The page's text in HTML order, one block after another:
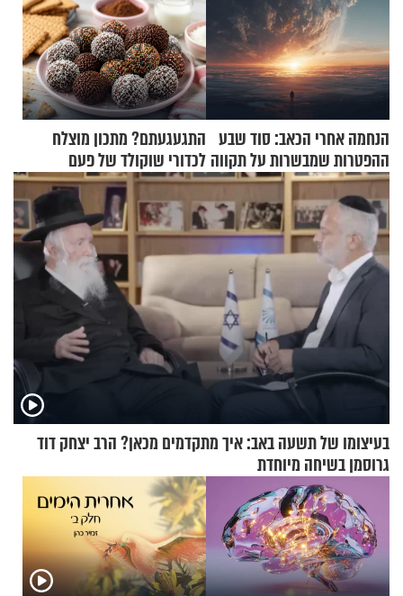
הנחמה אחרי הכאב: סוד שבע
ההפטרות שמבשרות על תקווה
וגאולה
התגעגעתם? מתכון מוצלח
לכדורי שוקולד של פעם
בעיצומו של תשעה באב: איך מתקדמים מכאן? הרב יצחק דוד
גרוסמן בשיחה מיוחדת